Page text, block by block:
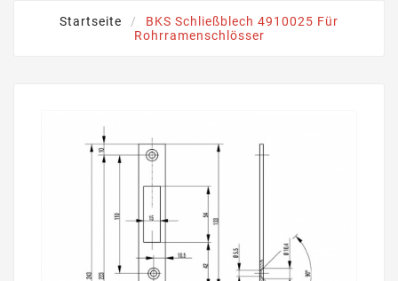
Startseite
BKS Schließblech 4910025 Für
Rohrramenschlösser